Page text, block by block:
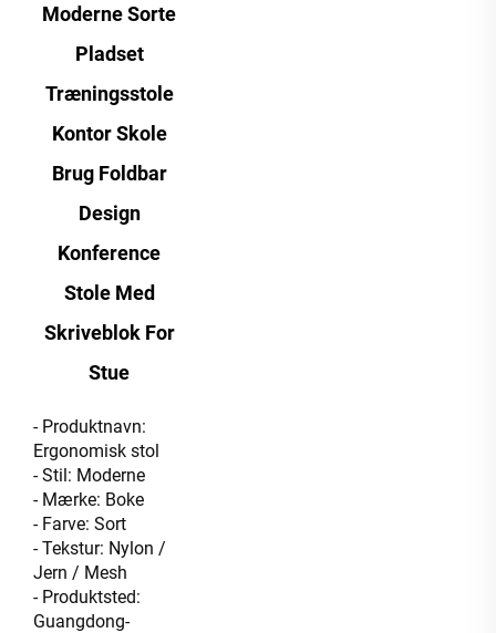
Moderne Sorte
Pladset
Træningsstole
Kontor Skole
Brug Foldbar
Design
Konference
Stole Med
Skriveblok For
Stue
- Produktnavn:
Ergonomisk stol
- Stil: Moderne
- Mærke: Boke
- Farve: Sort
- Tekstur: Nylon /
Jern / Mesh
- Produktsted:
Guangdong-